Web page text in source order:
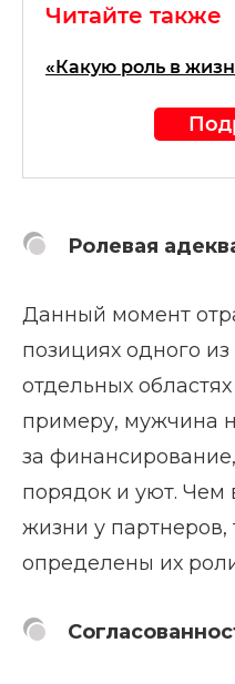
Читайте также
«Какую роль в
Ролевая
Данный момент
позициях одного из
отдельных
примеру, мужчина
за
порядок и уют. Чем
жизни у партнеров,
определены их